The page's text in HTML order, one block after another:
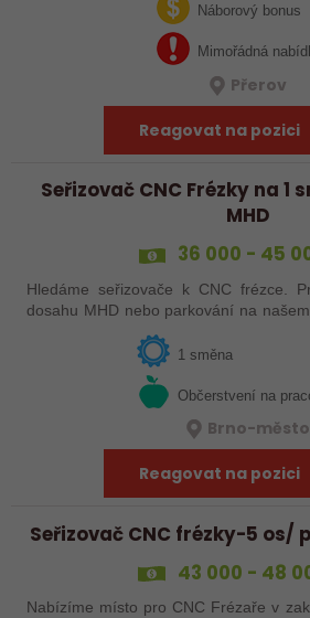
svařováním v moderní výrobě.…
Náborový bonus
Mimořádná
Přerov
Reagovat na pozici
Seřizovač CNC Frézky na 1
MHD
36 000 - 45
Hledáme seřizovače k CNC frézce. Pracoviště je v Brně v
dosahu MHD nebo parkování na našem
1 směna
Občerstvení na
Brno-město
Reagovat na pozici
Seřizovač CNC frézky-5 os/
43 000 - 48
Nabízíme místo pro CNC Frézaře v zakázkové výrobě. Máme